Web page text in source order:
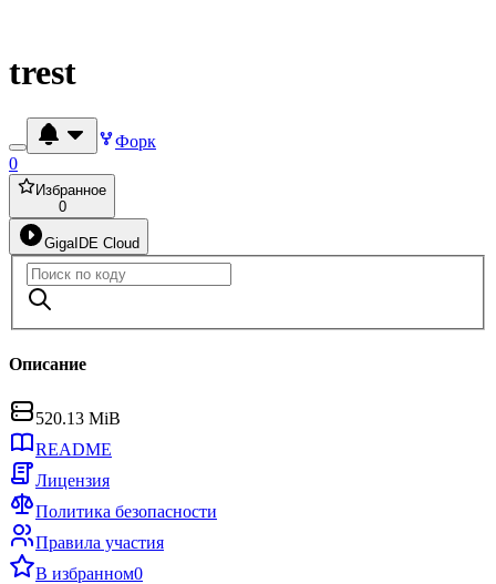
trest
Форк
0
Избранное
0
GigaIDE Cloud
Описание
520.13 MiB
README
Лицензия
Политика безопасности
Правила участия
В избранном0